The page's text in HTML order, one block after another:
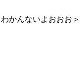
かんないよおおお＞